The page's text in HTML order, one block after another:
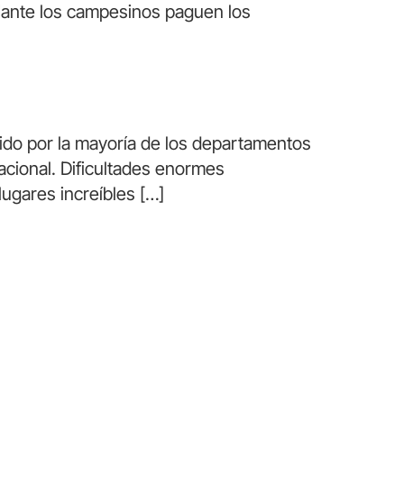
los campesinos paguen los
por la mayoría de los departamentos
Dificultades enormes
increíbles […]